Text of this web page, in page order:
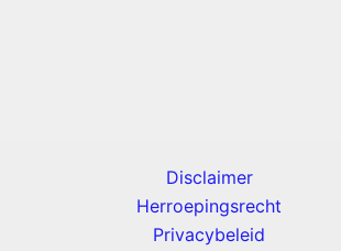
Disclaimer
Herroepingsrecht
Privacybeleid